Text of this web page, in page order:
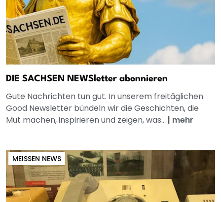
DIE SACHSEN NEWSletter abonnieren
Gute Nachrichten tun gut. In unserem freitäglichen
Good Newsletter bündeln wir die Geschichten, die
Mut machen, inspirieren und zeigen, was... | mehr
MEISSEN NEWS